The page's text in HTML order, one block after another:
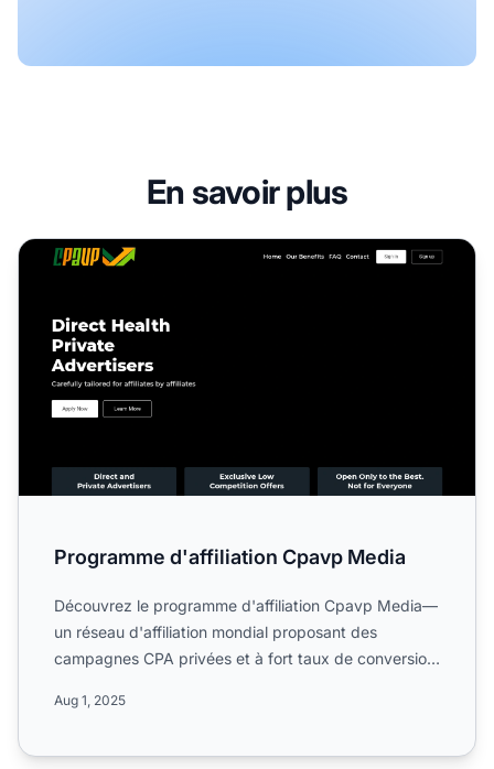
En savoir plus
Programme d'affiliation Cpavp Media
Programme d'affiliation Cpavp Media
Découvrez le programme d'affiliation Cpavp Media—
un réseau d'affiliation mondial proposant des
campagnes CPA privées et à fort taux de conversion
Aug 1, 2025